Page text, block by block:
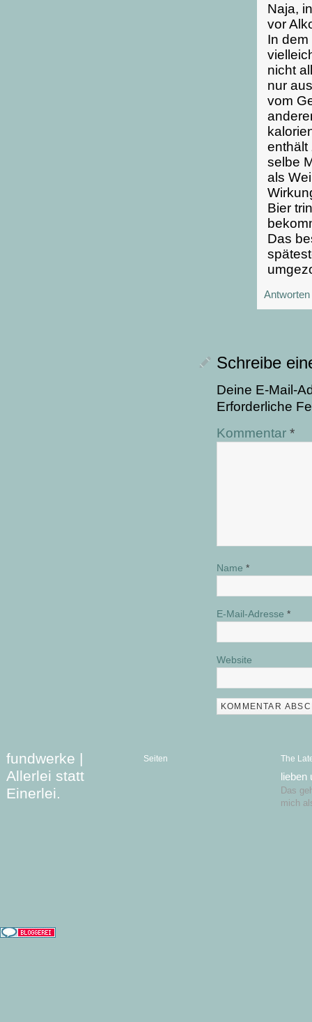
Naja,
vor
In
nicht
nur
vom
enthält
selbe
als
Bier
Das
Antworten
Schreibe
Deine E-Mail-
Erforderliche
Kommentar *
Name *
E-Mail-Adresse *
Website
fundwerke |
Allerlei statt
Einerlei.
Seiten The
lieben
Das
mich